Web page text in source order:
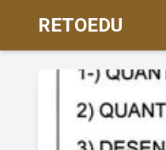
RETOEDU